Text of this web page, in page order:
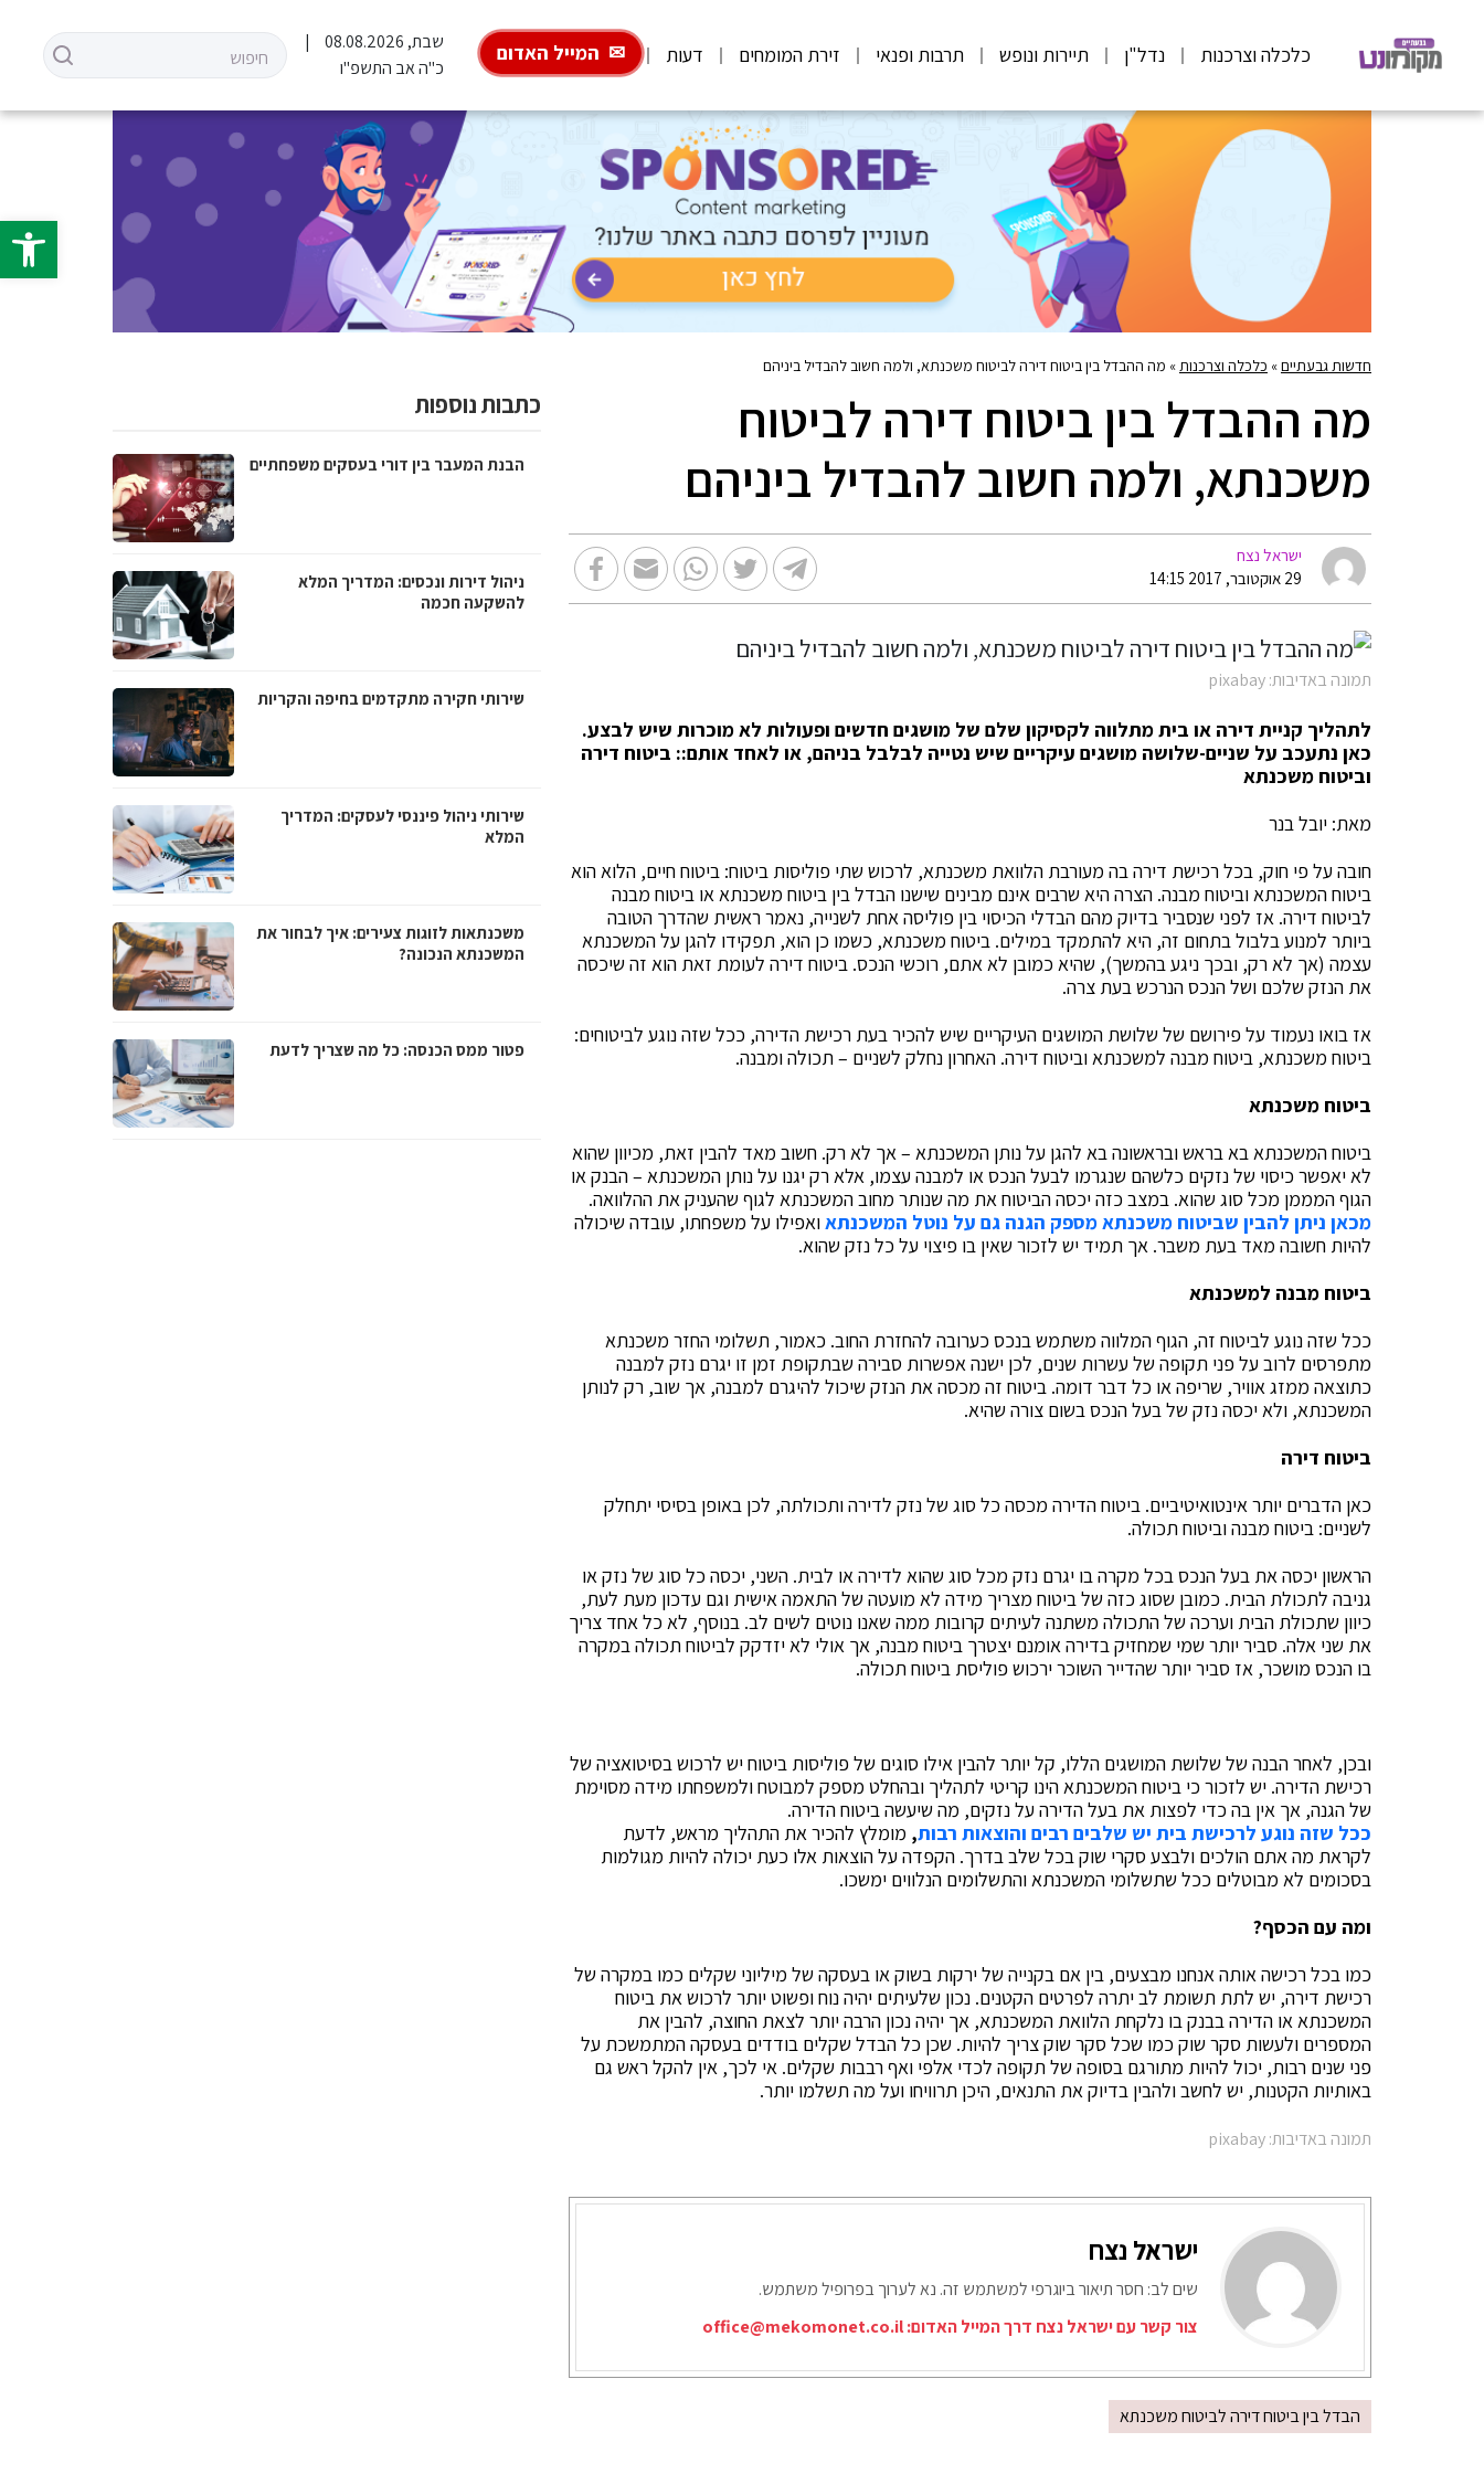
פתח
כלכלה וצרכנות נדל"ן תיירות ונופש תרבות ופנאי זירת המומחים דעות המייל האדום
שבת, 08.08.2026
כ"ה אב התשפ"ו
חדשות גבעתיים» כלכלה וצרכנות » מה ההבדל בין ביטוח דירה לביטוח משכנתא, ולמה חשוב להבדיל ביניהם
מה ההבדל בין ביטוח דירה לביטוח
משכנתא, ולמה חשוב להבדיל ביניהם
ישראל נצח
29 אוקטובר, 2017 14:15
תמונה באדיבות: pixabay
לתהליך קניית דירה או בית מתלווה לקסיקון שלם של מושגים חדשים ופעולות לא מוכרות שיש לבצע.
כאן נתעכב על שניים-שלושה מושגים עיקריים שיש נטייה לבלבל בניהם, או לאחד אותם:: ביטוח דירה
וביטוח משכנתא
מאת: יובל בנר
חובה על פי חוק, בכל רכישת דירה בה מעורבת הלוואת משכנתא, לרכוש שתי פוליסות ביטוח: ביטוח חיים, הלוא הוא
ביטוח המשכנתא וביטוח מבנה. הצרה היא שרבים אינם מבינים שישנו הבדל בין ביטוח משכנתא או ביטוח מבנה
לביטוח דירה. אז לפני שנסביר בדיוק מהם הבדלי הכיסוי בין פוליסה אחת לשנייה, נאמר ראשית שהדרך הטובה
ביותר למנוע בלבול בתחום זה, היא להתמקד במילים. ביטוח משכנתא, כשמו כן הוא, תפקידו להגן על המשכנתא
עצמה (אך לא רק, ובכך ניגע בהמשך), שהיא כמובן לא אתם, רוכשי הנכס. ביטוח דירה לעומת זאת הוא זה שיכסה
את הנזק שלכם ושל הנכס הנרכש בעת צרה.
אז בואו נעמוד על פירושם של שלושת המושגים העיקריים שיש להכיר בעת רכישת הדירה, ככל שזה נוגע לביטוחים:
ביטוח משכנתא, ביטוח מבנה למשכנתא וביטוח דירה. האחרון נחלק לשניים – תכולה ומבנה.
ביטוח משכנתא
ביטוח המשכנתא בא בראש ובראשונה בא להגן על נותן המשכנתא – אך לא רק. חשוב מאד להבין זאת, מכיוון שהוא
לא יאפשר כיסוי של נזקים כלשהם שנגרמו לבעל הנכס או למבנה עצמו, אלא רק יגנו על נותן המשכנתא – הבנק או
הגוף המממן מכל סוג שהוא. במצב כזה יכסה הביטוח את מה שנותר מחוב המשכנתא לגוף שהעניק את ההלוואה.
מכאן ניתן להבין שביטוח משכנתא מספק הגנה גם על נוטל המשכנתאואפילו על משפחתו, עובדה שיכולה
להיות חשובה מאד בעת משבר. אך תמיד יש לזכור שאין בו פיצוי על כל נזק שהוא.
ביטוח מבנה למשכנתא
ככל שזה נוגע לביטוח זה, הגוף המלווה משתמש בנכס כערובה להחזרת החוב. כאמור, תשלומי החזר משכנתא
מתפרסים לרוב על פני תקופה של עשרות שנים, לכן ישנה אפשרות סבירה שבתקופת זמן זו יגרם נזק למבנה
כתוצאה ממזג אוויר, שריפה או כל דבר דומה. ביטוח זה מכסה את הנזק שיכול להיגרם למבנה, אך שוב, רק לנותן
המשכנתא, ולא יכסה נזק של בעל הנכס בשום צורה שהיא.
ביטוח דירה
כאן הדברים יותר אינטואיטיביים. ביטוח הדירה מכסה כל סוג של נזק לדירה ותכולתה, לכן באופן בסיסי יתחלק
לשניים: ביטוח מבנה וביטוח תכולה.
הראשון יכסה את בעל הנכס בכל מקרה בו יגרם נזק מכל סוג שהוא לדירה או לבית. השני, יכסה כל סוג של נזק או
גניבה לתכולת הבית. כמובן שסוג כזה של ביטוח מצריך מידה לא מועטה של התאמה אישית וגם עדכון מעת לעת,
כיוון שתכולת הבית וערכה של התכולה משתנה לעיתים קרובות ממה שאנו נוטים לשים לב. בנוסף, לא כל אחד צריך
את שני אלה. סביר יותר שמי שמחזיק בדירה אומנם יצטרך ביטוח מבנה, אך אולי לא יזדקק לביטוח תכולה במקרה
בו הנכס מושכר, אז סביר יותר שהדייר השוכר ירכוש פוליסת ביטוח תכולה.
ובכן, לאחר הבנה של שלושת המושגים הללו, קל יותר להבין אילו סוגים של פוליסות ביטוח יש לרכוש בסיטואציה של
רכישת הדירה. יש לזכור כי ביטוח המשכנתא הינו קריטי לתהליך ובהחלט מספק למבוטח ולמשפחתו מידה מסוימת
של הגנה, אך אין בה כדי לפצות את בעל הדירה על נזקים, מה שיעשה ביטוח הדירה.
ככל שזה נוגע לרכישת בית יש שלבים רבים והוצאות רבות, מומלץ להכיר את התהליך מראש, לדעת
לקראת מה אתם הולכים ולבצע סקרי שוק בכל שלב בדרך. הקפדה על הוצאות אלו כעת יכולה להיות מגולמות
בסכומים לא מבוטלים ככל שתשלומי המשכנתא והתשלומים הנלווים ימשכו.
ומה עם הכסף?
כמו בכל רכישה אותה אנחנו מבצעים, בין אם בקנייה של ירקות בשוק או בעסקה של מיליוני שקלים כמו במקרה של
רכישת דירה, יש לתת תשומת לב יתרה לפרטים הקטנים. נכון שלעיתים יהיה נוח ופשוט יותר לרכוש את ביטוח
המשכנתא או הדירה בבנק בו נלקחת הלוואת המשכנתא, אך יהיה נכון הרבה יותר לצאת החוצה, להבין את
המספרים ולעשות סקר שוק כמו שכל סקר שוק צריך להיות. שכן כל הבדל שקלים בודדים בעסקה המתמשכת על
פני שנים רבות, יכול להיות מתורגם בסופה של תקופה לכדי אלפי ואף רבבות שקלים. אי לכך, אין להקל ראש גם
באותיות הקטנות, יש לחשב ולהבין בדיוק את התנאים, היכן תרוויחו ועל מה תשלמו יותר.
תמונה באדיבות: pixabay
ישראל נצח
שים לב: חסר תיאור ביוגרפי למשתמש זה. נא לערוך בפרופיל משתמש.
צור קשר עם ישראל נצח דרך המייל האדום:office@mekomonet.co.il
כתבות נוספות
הבנת המעבר בין דורי בעסקים משפחתיים
ניהול דירות ונכסים: המדריך המלא
להשקעה חכמה
שירותי חקירה מתקדמים בחיפה והקריות
שירותי ניהול פיננסי לעסקים: המדריך
המלא
משכנתאות לזוגות צעירים: איך לבחור את
המשכנתא הנכונה?
פטור ממס הכנסה: כל מה שצריך לדעת
הבדל בין ביטוח דירה לביטוח משכנתא